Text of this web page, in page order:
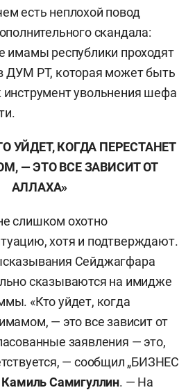
есть неплохой повод
скандала:
имамы республики проходят
ДУМ РТ, которая может быть
инструмент увольнения шефа
УЙДЕТ, КОГДА ПЕРЕСТАНЕТ
— ЭТО ВСЕ ЗАВИСИТ ОТ
АЛЛАХА»
слишком охотно
хотя и подтверждают.
Сейджагфара
сказываются на имидже
«Кто уйдет, когда
— это все зависит от
заявления — это,
— сообщил „БИЗНЕС
Камиль Самигуллин. — На